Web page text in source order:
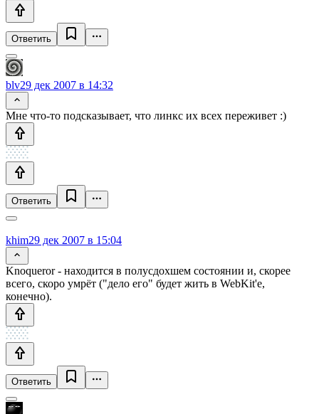
Ответить
blv29 дек 2007 в 14:32
Мне что-то подсказывает, что линкс их всех переживет :)
Ответить
khim29 дек 2007 в 15:04
Knoqueror - находится в полусдохшем состоянии и, скорее
всего, скоро умрёт ("дело его" будет жить в WebKit'е,
конечно).
Ответить